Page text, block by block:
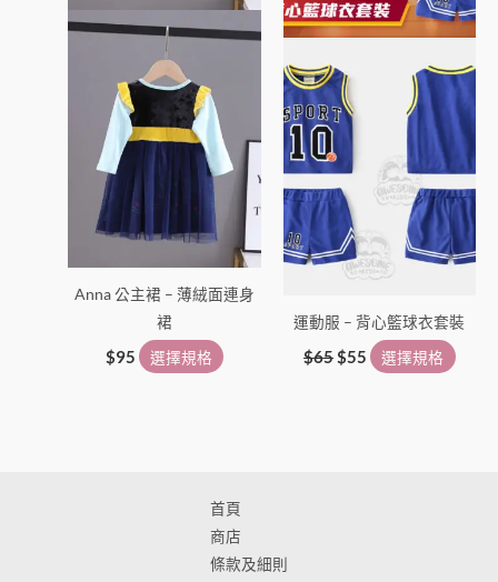
Anna 公主裙 – 薄絨面連身
裙
$95 選擇規格
在
產
選
運動服 – 背心籃球衣套裝
$65$55 選擇規格
在
產
品
頁
面
選
選
項
首頁
商店
條款及細則